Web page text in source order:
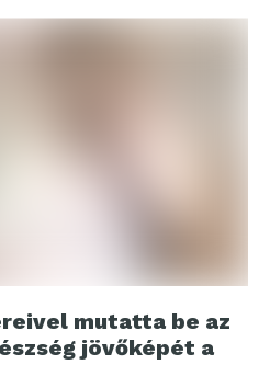
mutatta be az
jövőképét a